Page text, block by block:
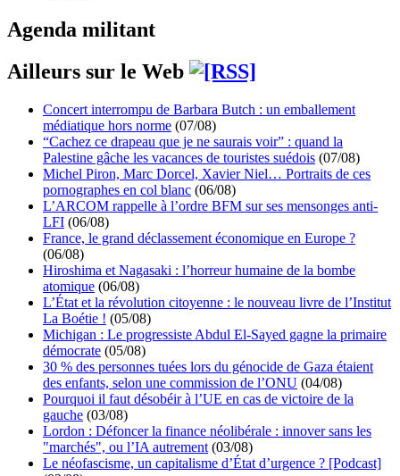
Agenda militant
Ailleurs sur le Web
Concert interrompu de Barbara Butch : un emballement
médiatique hors norme (07/08)
“Cachez ce drapeau que je ne saurais voir” : quand la
Palestine gâche les vacances de touristes suédois (07/08)
Michel Piron, Marc Dorcel, Xavier Niel… Portraits de ces
pornographes en col blanc (06/08)
L’ARCOM rappelle à l’ordre BFM sur ses mensonges anti-
LFI (06/08)
France, le grand déclassement économique en Europe ?
(06/08)
Hiroshima et Nagasaki : l’horreur humaine de la bombe
atomique (06/08)
L’État et la révolution citoyenne : le nouveau livre de l’Institut
La Boétie ! (05/08)
Michigan : Le progressiste Abdul El-Sayed gagne la primaire
démocrate (05/08)
30 % des personnes tuées lors du génocide de Gaza étaient
des enfants, selon une commission de l’ONU (04/08)
Pourquoi il faut désobéir à l’UE en cas de victoire de la
gauche (03/08)
Lordon : Défoncer la finance néolibérale : innover sans les
"marchés", ou l’IA autrement (03/08)
Le néofascisme, un capitalisme d’État d’urgence ? [Podcast]